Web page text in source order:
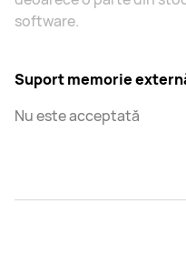
software.
Suport memorie
Nu este acceptată